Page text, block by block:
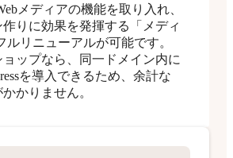
メディアの機能を取り入れ、
りに効果を発揮する「メディ
ルリニューアルが可能です。
ョップなら、同一ドメイン内に
を導入できるため、余計な
かりません。